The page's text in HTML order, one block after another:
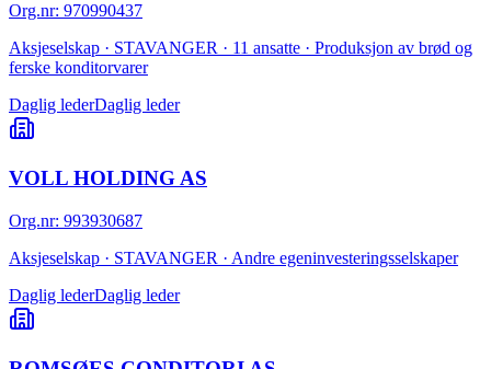
Org.nr: 970990437
Aksjeselskap · STAVANGER · 11 ansatte · Produksjon av brød og
ferske konditorvarer
Daglig lederDaglig leder
VOLL HOLDING AS
Org.nr: 993930687
Aksjeselskap · STAVANGER · Andre egeninvesteringsselskaper
Daglig lederDaglig leder